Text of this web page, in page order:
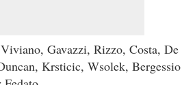
Viviano, Gavazzi, Rizzo, Costa, De
Krsticic, Wsolek, Bergessio